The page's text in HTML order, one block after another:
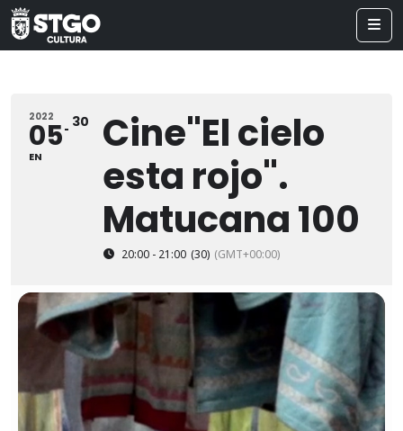
2022
05
EN
30
Cine"El cielo
esta rojo".
Matucana 100
20:00 - 21:00 (30) (GMT+00:00)